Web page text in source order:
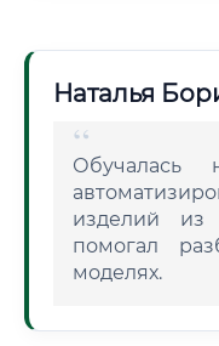
Наталья
изделий из
помогал
моделях.